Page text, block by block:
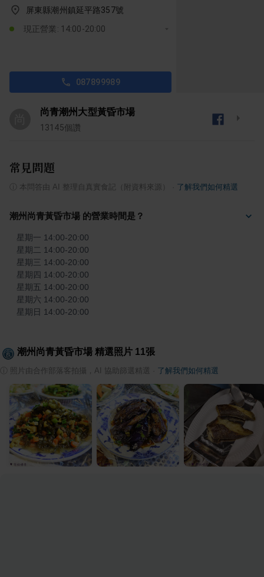
屏東縣潮州鎮延平路357號
現正營業: 14:00-20:00
087899989
尚青潮州大型黃昏市場
13145個讚
常見問題
本問答由 AI 整理自真實食記（附資料來源） 了解我們如何精選
潮州尚青黃昏市場 的營業時間是？
星期一 14:00-20:00
星期二 14:00-20:00
星期三 14:00-20:00
星期四 14:00-20:00
星期五 14:00-20:00
星期六 14:00-20:00
星期日 14:00-20:00
潮州尚青黃昏市場 精選照片 11張
照片由合作部落客拍攝，AI 協助篩選精選 了解我們如何精選